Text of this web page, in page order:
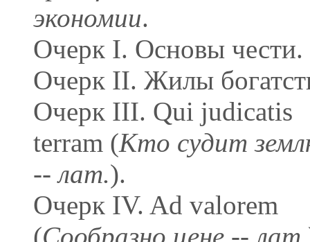
экономии.
Очерк I. Основы чести.
Очерк II. Жилы
Очерк III. Qui judicatis
terram (Кто судит
-- лат.).
Очерк IV. Ad valorem